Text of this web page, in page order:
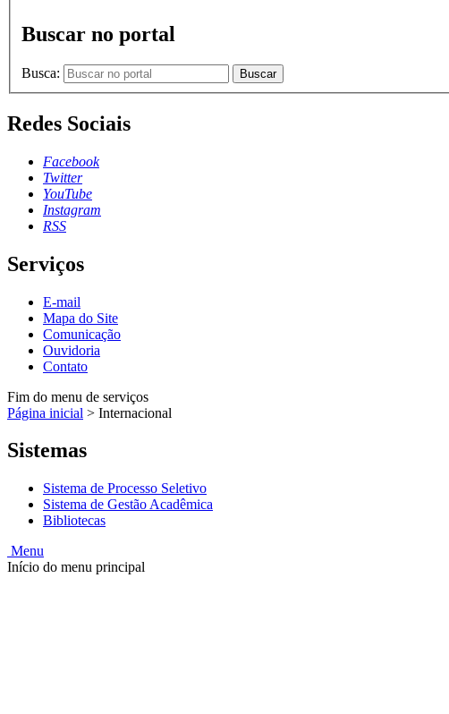
Buscar no portal
Busca: Buscar
Redes Sociais
Facebook
Twitter
YouTube
Instagram
RSS
Serviços
E-mail
Mapa do Site
Comunicação
Ouvidoria
Contato
Fim do menu de serviços
Página inicial > Internacional
Sistemas
Sistema de Processo Seletivo
Sistema de Gestão Acadêmica
Bibliotecas
Menu
Início do menu principal